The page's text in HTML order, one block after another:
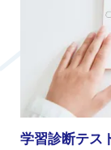
学習診断テス